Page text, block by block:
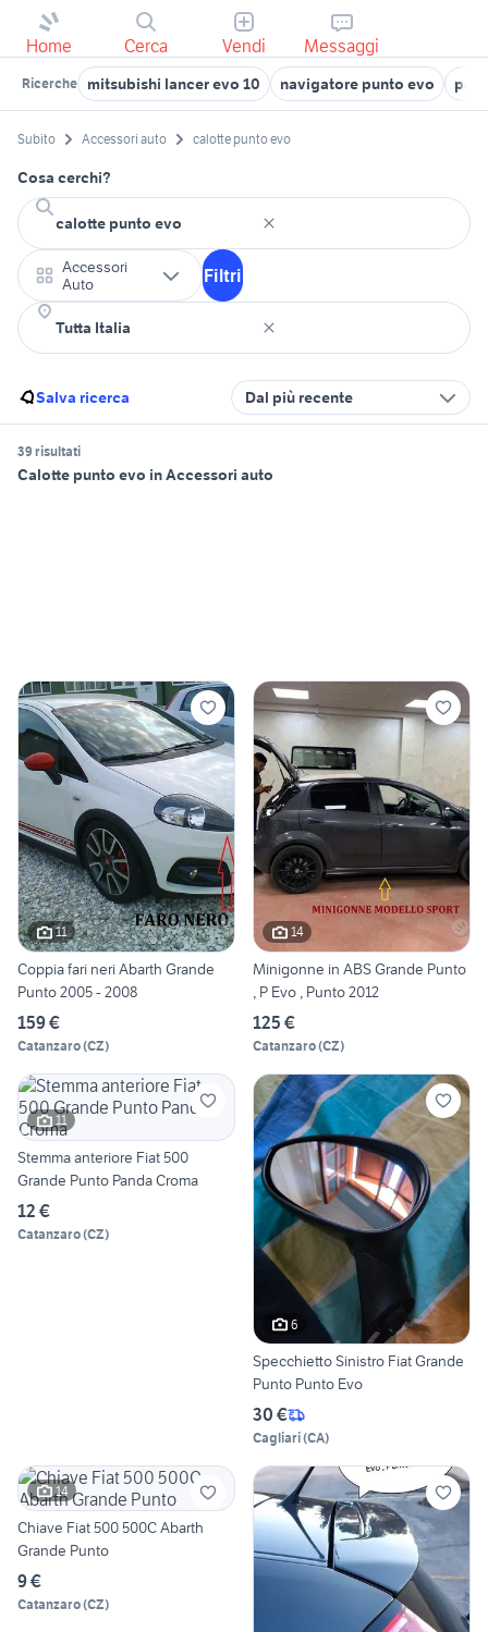
Home Cerca Vendi Messaggi
Ricerche mitsubishi lancer evo 10 navigatore punto evo
Subito Accessori auto calotte punto evo
Cosa cerchi?
Accessori
Auto
Filtri
Salva ricerca Dal più recente
39 risultati
Calotte punto evo in Accessori auto
11
Coppia fari neri Abarth Grande
Punto 2005 - 2008
159 €
Catanzaro(CZ)
14
Minigonne in ABS Grande Punto
, P Evo , Punto 2012
125 €
Catanzaro(CZ)
11
Stemma anteriore Fiat 500
Grande Punto Panda Croma
12 €
Catanzaro(CZ)
6
Specchietto Sinistro Fiat Grande
Punto Punto Evo
30 €
Cagliari(CA)
14
Chiave Fiat 500 500C Abarth
Grande Punto
9 €
Catanzaro(CZ)